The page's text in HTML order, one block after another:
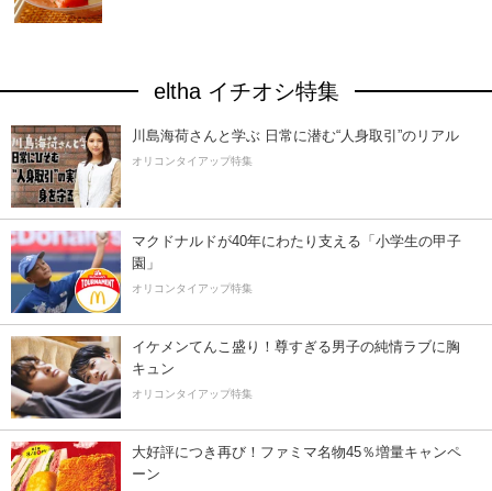
eltha イチオシ特集
川島海荷さんと学ぶ 日常に潜む“人身取引”のリアル
オリコンタイアップ特集
マクドナルドが40年にわたり支える「小学生の甲子
園」
オリコンタイアップ特集
イケメンてんこ盛り！尊すぎる男子の純情ラブに胸
キュン
オリコンタイアップ特集
大好評につき再び！ファミマ名物45％増量キャンペ
ーン